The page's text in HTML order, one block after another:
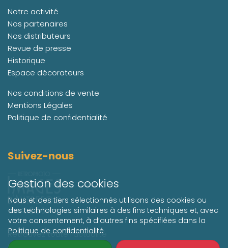
Gestion des cookies
Nous et des tiers sélectionnés utilisons des cookies ou
des technologies similaires à des fins techniques et, avec
votre consentement, à d’autres fins spécifiées dans la
Politique de confidentialité
Notre activité
Nos partenaires
Nos distributeurs
Revue de presse
Historique
Espace décorateurs
Nos conditions de vente
Mentions Légales
Politique de confidentialité
Suivez-nous
Retrouvez toute l'actualité
de Retro Photo